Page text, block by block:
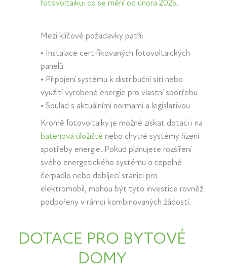
fotovoltaiku: co se mění od února 2025.
Mezi klíčové požadavky patří:
• Instalace certifikovaných fotovoltaických
panelů
• Připojení systému k distribuční síti nebo
využití vyrobené energie pro vlastní spotřebu
• Soulad s aktuálními normami a legislativou
Kromě fotovoltaiky je možné získat dotaci i na
bateriová úložiště nebo chytré systémy řízení
spotřeby energie. Pokud plánujete rozšíření
svého energetického systému o tepelné
čerpadlo nebo dobíjecí stanici pro
elektromobil, mohou být tyto investice rovněž
podpořeny v rámci kombinovaných žádostí.
DOTACE PRO BYTOVÉ
DOMY